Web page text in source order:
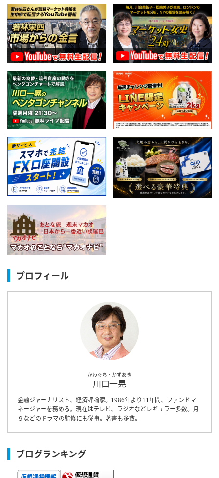
プロフィール
かわぐち・かずあき
川口一晃
金融ジャーナリスト、経済評論家。1986年より11年間、ファンドマ
ネージャーを務める。現在はテレビ、ラジオなどレギュラー多数。月
９などのドラマの監修にも従事。著書も多数。
ブログランキング